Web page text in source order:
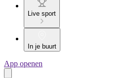
Live sport
In je buurt
App openen